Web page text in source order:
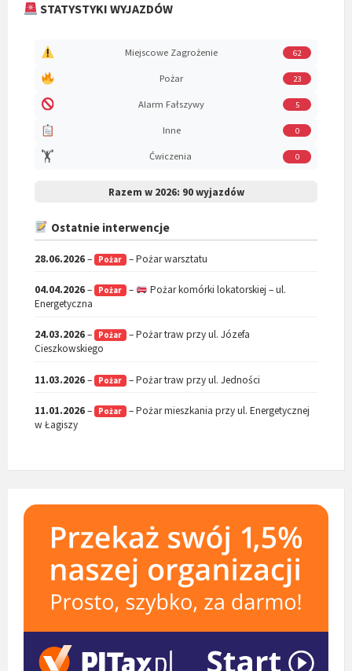
STATYSTYKI WYJAZDÓW
Miejscowe Zagrożenie 62
Pożar 23
Alarm Fałszywy 5
Inne 0
🏋️ Ćwiczenia 0
Razem w 2026: 90 wyjazdów
Ostatnie interwencje
28.06.2026– Pożar – Pożar warsztatu
04.04.2026– Pożar –
Pożar komórki lokatorskiej – ul.
Energetyczna
24.03.2026– Pożar – Pożar traw przy ul. Józefa
Cieszkowskiego
11.03.2026– Pożar – Pożar traw przy ul. Jedności
11.01.2026– Pożar – Pożar mieszkania przy ul. Energetycznej
w Łagiszy